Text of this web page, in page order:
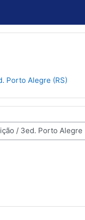
Porto Alegre (RS)
cursos